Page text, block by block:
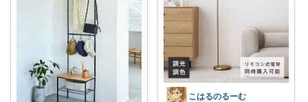
こはるのるーむ